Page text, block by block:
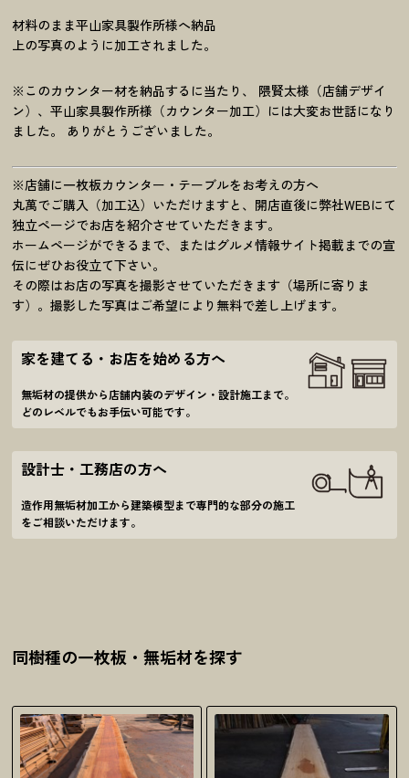
材料のまま平山家具製作所様へ納品
上の写真のように加工されました。
※このカウンター材を納品するに当たり、 隈賢太様（店舗デザイ
ン）、平山家具製作所様（カウンター加工）には大変お世話になり
ました。 ありがとうございました。
※店舗に一枚板カウンター・テーブルをお考えの方へ
丸萬でご購入（加工込）いただけますと、開店直後に弊社WEBにて
独立ページでお店を紹介させていただきます。
ホームページができるまで、またはグルメ情報サイト掲載までの宣
伝にぜひお役立て下さい。
その際はお店の写真を撮影させていただきます（場所に寄りま
す）。撮影した写真はご希望により無料で差し上げます。
家を建てる・お店を始める方へ
無垢材の提供から店舗内装のデザイン・設計施工まで。
どのレベルでもお手伝い可能です。
設計士・工務店の方へ
造作用無垢材加工から建築模型まで専門的な部分の施工
をご相談いただけます。
同樹種の一枚板・無垢材を探す